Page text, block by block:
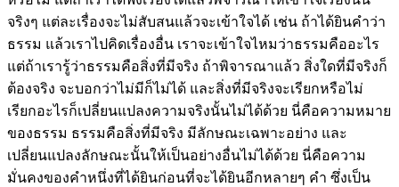
จริงๆ แต่ละเรื่องจะไม่สับสนแล้วจะเข้าใจได้ เช่น ถ้าได้ยินคำว่า
ธรรม แล้วเราไปคิดเรื่องอื่น เราจะเข้าใจไหมว่าธรรมคืออะไร
แต่ถ้าเรารู้ว่าธรรมคือสิ่งที่มีจริง ถ้าพิจารณาแล้ว สิ่งใดที่มีจริงก็
ต้องจริง จะบอกว่าไม่มีก็ไม่ได้ และสิ่งที่มีจริงจะเรียกหรือไม่
เรียกอะไรก็เปลี่ยนแปลงความจริงนั้นไม่ได้ด้วย นี่คือความหมาย
ของธรรม ธรรมคือสิ่งที่มีจริง มีลักษณะเฉพาะอย่าง และ
เปลี่ยนแปลงลักษณะนั้นให้เป็นอย่างอื่นไม่ได้ด้วย นี่คือความ
มั่นคงของคำหนึ่งที่ได้ยินก่อนที่จะได้ยินอีกหลายๆ คำ ซึ่งเป็น